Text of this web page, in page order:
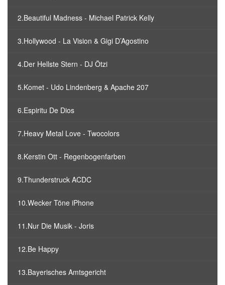
2.Beautiful Madness - Michael Patrick Kelly
3.Hollywood - La Vision & Gigi D’Agostino
4.Der Hellste Stern - DJ Ötzi
5.Komet - Udo Lindenberg & Apache 207
6.Espiritu De Dios
7.Heavy Metal Love - Twocolors
8.Kerstin Ott - Regenbogenfarben
9.Thunderstruck ACDC
10.Wecker Töne iPhone
11.Nur Die Musik - Joris
12.Be Happy
13.Bayerisches Amtsgericht